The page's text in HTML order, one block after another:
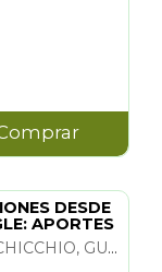
DESDE
APORTES
UNA HIST.
ANA BOCHICCHIO, GUSTAVO VALLEJO, HECTOR PALMA, MARISA MIRANDA Y M. A. PUIG-SAMPER